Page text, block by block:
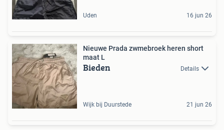
Uden 16 jun 26
Nieuwe Prada zwmebroek heren short
maat L
Bieden Details
Wijk bij Duurstede 21 jun 26